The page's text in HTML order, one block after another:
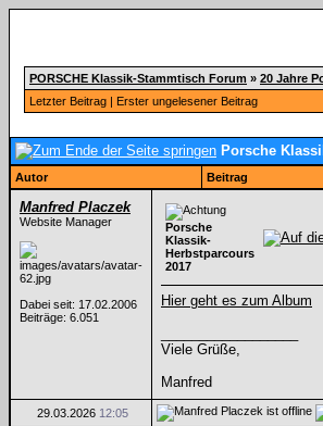
PORSCHE Klassik-Stammtisch Forum » 20 Jahre
Letzter Beitrag | Erster ungelesener Beitrag
Porsche
Autor Beitrag
Manfred Placzek
Website Manager
Dabei seit: 17.02.2006
Beiträge: 6.051
Porsche
Klassik-
Herbstparcours
2017
Hier geht es zum Album
Viele Grüße,
Manfred
29.03.2026 12:05